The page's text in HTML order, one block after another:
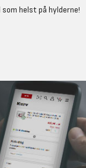
som helst på hylderne!